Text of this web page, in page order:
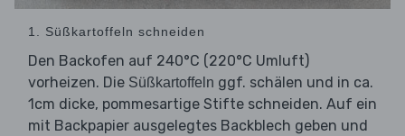
1. Süßkartoffeln schneiden
Den Backofen auf 240°C (220°C Umluft)
vorheizen. Die Süßkartoffeln ggf. schälen und in ca.
1cm dicke, pommesartige Stifte schneiden. Auf ein
mit Backpapier ausgelegtes Backblech geben und